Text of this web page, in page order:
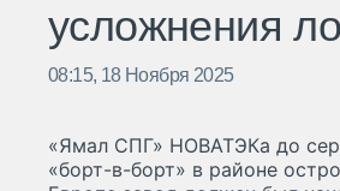
усложнения
08:15, 18 Ноября 2025
«Ямал СПГ» НОВАТЭКа до
«борт-в-борт» в районе